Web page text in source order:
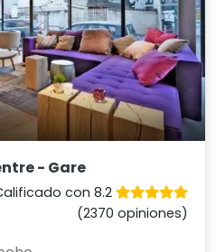
- Gare
con 8.2
(2370 opiniones)